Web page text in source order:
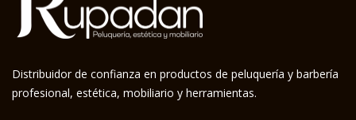
Distribuidor de confianza en productos de peluquería y barbería
profesional, estética, mobiliario y herramientas.